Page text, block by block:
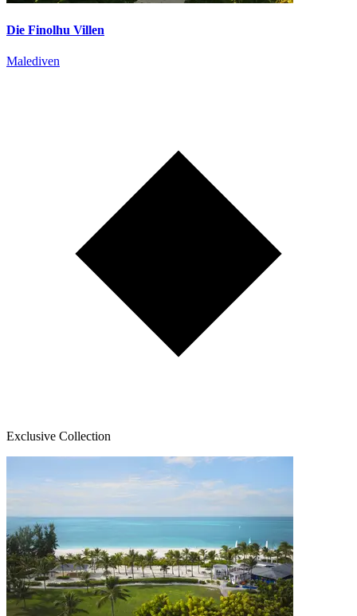
Die Finolhu Villen
Malediven
Exclusive Collection